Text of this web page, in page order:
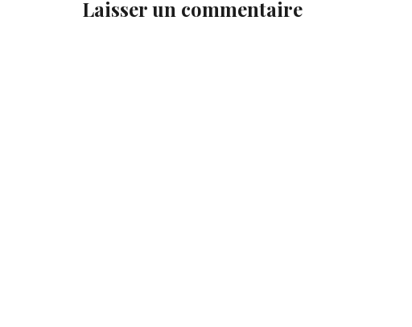
Laisser un commentaire